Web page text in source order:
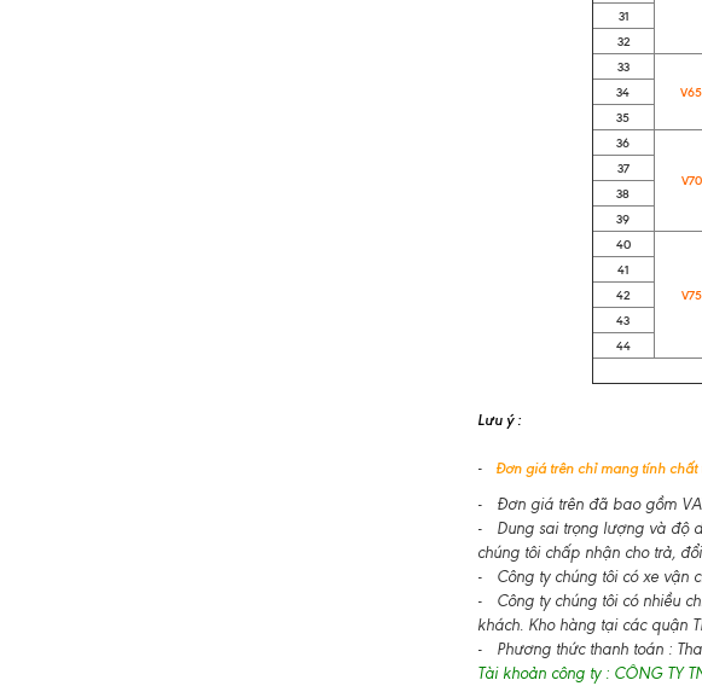
31
32
33
34
35
36
37
38
39
40
41
42
43
44
Lưu ý :
-
Đơn giá trên chỉ mang tính
- Đơn giá trên đã bao gồm
- Dung sai trọng lượng và độ
chúng tôi chấp nhận cho trả,
- Công ty chúng tôi có xe vận
- Công ty chúng tôi có nhiều
khách. Kho hàng tại các quận
- Phương thức thanh toán :
Tài khoản công ty : CÔNG TY